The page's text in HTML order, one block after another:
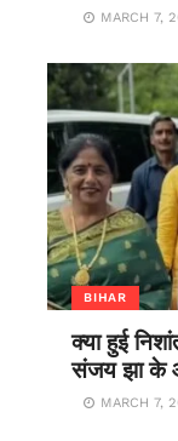
MARCH 7,
BIHAR
क्या हुई
संजय झा के
MARCH 7,